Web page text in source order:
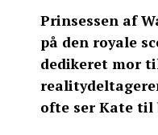
Prinsessen af
på den royale
dedikeret mor
ofte ser Kate til